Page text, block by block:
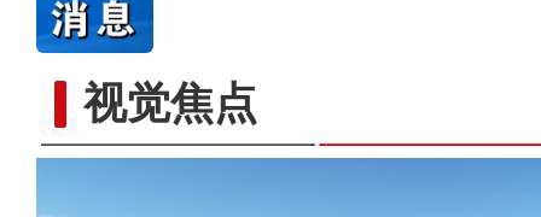
视觉焦点新疆兵团昆玉市 沙海中